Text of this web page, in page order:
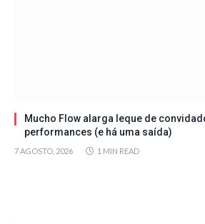
Mucho Flow alarga leque de
performances (e há uma saída)
7 AGOSTO, 2026 1 MIN READ